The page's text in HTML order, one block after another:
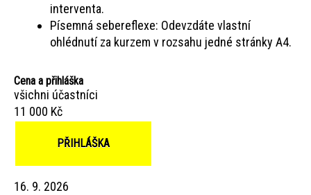
interventa.
Písemná sebereflexe: Odevzdáte vlastní
ohlédnutí za kurzem v rozsahu jedné stránky A4.
Cena a přihláška
všichni účastníci
11 000 Kč
PŘIHLÁŠKA
16. 9. 2026